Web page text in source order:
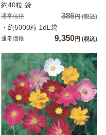
約40粒 袋
通常価格 385円(税込)
・約5000粒 1dL袋
通常価格 9,350円 (税込)